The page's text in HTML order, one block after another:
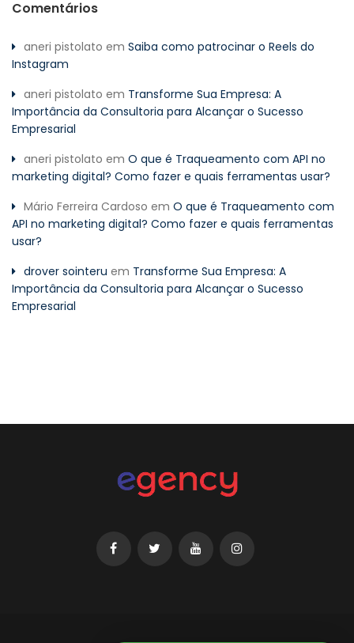
Comentários
aneri pistolato em Saiba como patrocinar o Reels do
Instagram
aneri pistolato em Transforme Sua Empresa: A
Importância da Consultoria para Alcançar o Sucesso
Empresarial
aneri pistolato em O que é Traqueamento com API no
marketing digital? Como fazer e quais ferramentas usar?
Mário Ferreira Cardoso em O que é Traqueamento com
API no marketing digital? Como fazer e quais ferramentas
usar?
drover sointeru em Transforme Sua Empresa: A
Importância da Consultoria para Alcançar o Sucesso
Empresarial